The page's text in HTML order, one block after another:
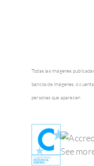
Todas las imágenes
bancos de imágenes, o
personas que aparecen